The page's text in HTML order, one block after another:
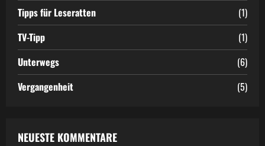
Tipps für Leseratten
(1)
TV-Tipp
(1)
Unterwegs
(6)
Vergangenheit
(5)
NEUESTE KOMMENTARE